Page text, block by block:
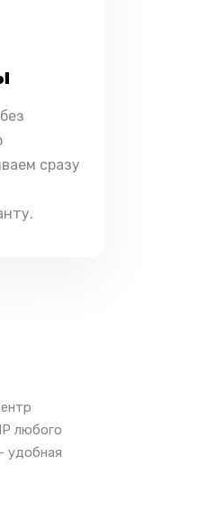
сразу
любого
удобная